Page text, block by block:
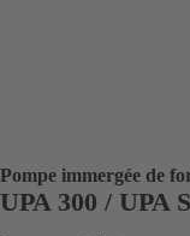
Pompe immergée de
UPA 300 / UPA